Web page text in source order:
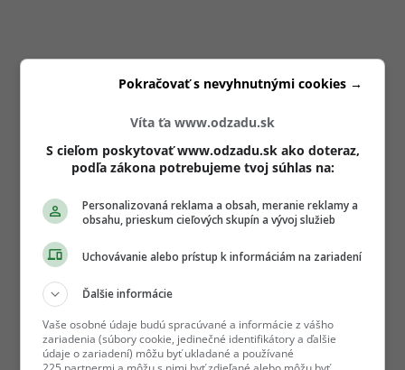
Víta ťa www.odzadu.sk
S cieľom poskytovať www.odzadu.sk ako doteraz,
podľa zákona potrebujeme tvoj súhlas na:
Personalizovaná reklama a obsah, meranie reklamy a
obsahu, prieskum cieľových skupín a vývoj služieb
Uchovávanie alebo prístup k informáciám na zariadení
Ďalšie informácie
Vaše osobné údaje budú spracúvané a informácie z vášho
zariadenia (súbory cookie, jedinečné identifikátory a ďalšie
údaje o zariadení) môžu byť ukladané a používané
Pokračovať s nevyhnutnými cookies →